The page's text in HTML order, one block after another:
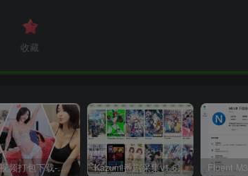
收藏
车模视频打包下载-高清无水印版 Kazumi番剧采集v1.6.9：支持自定义规则+在线观看+弹幕，跨平台下载